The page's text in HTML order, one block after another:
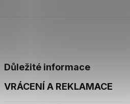
Důležité informace
VRÁCENÍ A REKLAMACE